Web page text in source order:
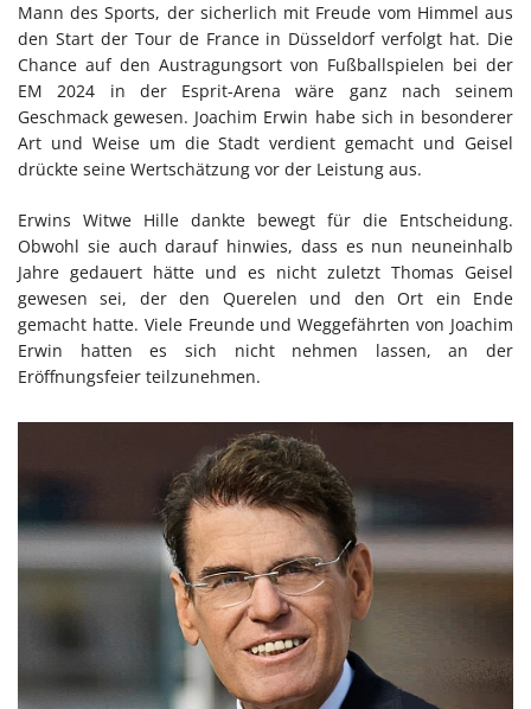
Mann des Sports, der sicherlich mit Freude vom Himmel aus
den Start der Tour de France in Düsseldorf verfolgt hat. Die
Chance auf den Austragungsort von Fußballspielen bei der
EM 2024 in der Esprit-Arena wäre ganz nach seinem
Geschmack gewesen. Joachim Erwin habe sich in besonderer
Art und Weise um die Stadt verdient gemacht und Geisel
drückte seine Wertschätzung vor der Leistung aus.
Erwins Witwe Hille dankte bewegt für die Entscheidung.
Obwohl sie auch darauf hinwies, dass es nun neuneinhalb
Jahre gedauert hätte und es nicht zuletzt Thomas Geisel
gewesen sei, der den Querelen und den Ort ein Ende
gemacht hatte. Viele Freunde und Weggefährten von Joachim
Erwin hatten es sich nicht nehmen lassen, an der
Eröffnungsfeier teilzunehmen.